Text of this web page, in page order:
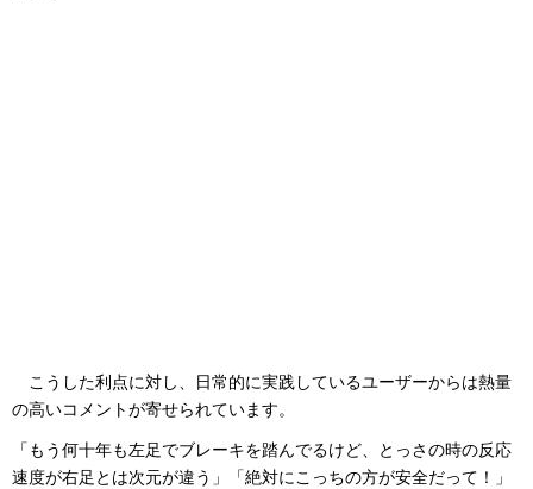
こうした利点に対し、日常的に実践しているユーザーからは熱量
の高いコメントが寄せられています。
「もう何十年も左足でブレーキを踏んでるけど、とっさの時の反応
速度が右足とは次元が違う」「絶対にこっちの方が安全だって！」